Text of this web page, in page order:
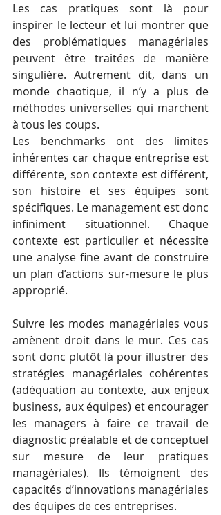
Les cas pratiques sont là pour
inspirer le lecteur et lui montrer que
des problématiques managériales
peuvent être traitées de manière
singulière. Autrement dit, dans un
monde chaotique, il n’y a plus de
méthodes universelles qui marchent
à tous les coups.
Les benchmarks ont des limites
inhérentes car chaque entreprise est
différente, son contexte est différent,
son histoire et ses équipes sont
spécifiques. Le management est donc
infiniment situationnel. Chaque
contexte est particulier et nécessite
une analyse fine avant de construire
un plan d’actions sur-mesure le plus
approprié.
Suivre les modes managériales vous
amènent droit dans le mur. Ces cas
sont donc plutôt là pour illustrer des
stratégies managériales cohérentes
(adéquation au contexte, aux enjeux
business, aux équipes) et encourager
les managers à faire ce travail de
diagnostic préalable et de conceptuel
sur mesure de leur pratiques
managériales). Ils témoignent des
capacités d’innovations managériales
des équipes de ces entreprises.